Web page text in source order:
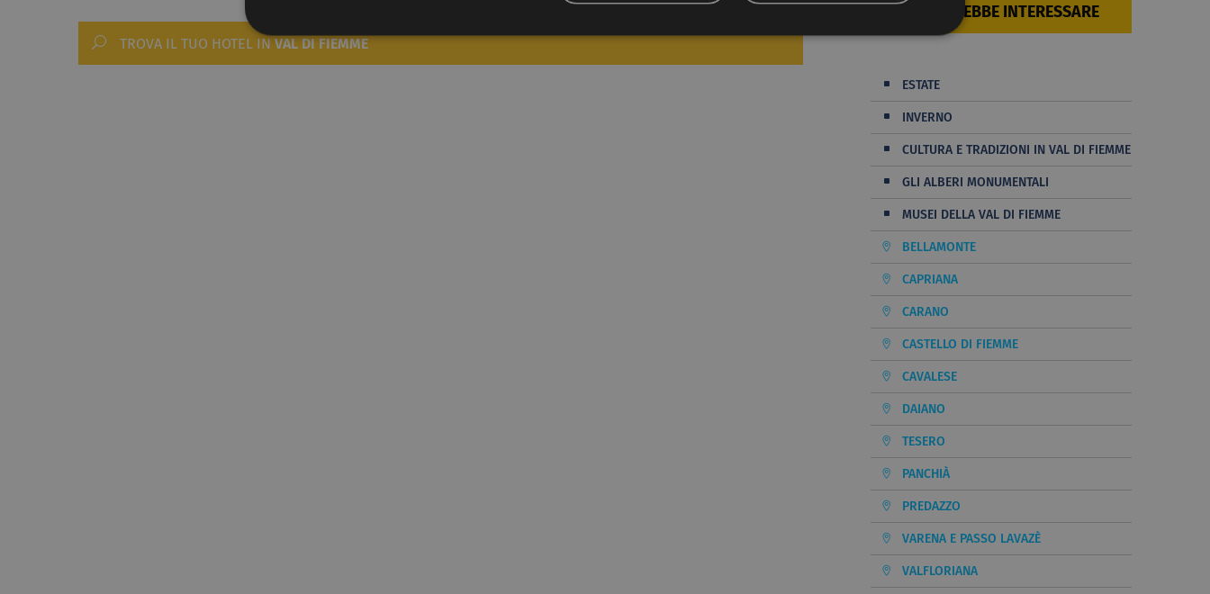
TI POTREBBE INTERESSARE
ESTATE
INVERNO
CULTURA E TRADIZIONI IN VAL DI FIEMME
GLI ALBERI MONUMENTALI
MUSEI DELLA VAL DI FIEMME
BELLAMONTE
CAPRIANA
CARANO
CASTELLO DI FIEMME
CAVALESE
DAIANO
TESERO
PANCHIÀ
PREDAZZO
VARENA E PASSO LAVAZÈ
VALFLORIANA
TROVA IL TUO HOTEL IN VAL DI FIEMME